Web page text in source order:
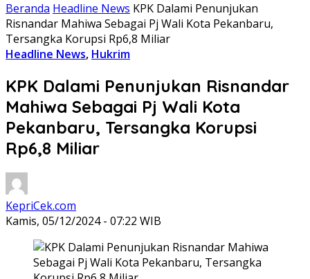
Beranda Headline News KPK Dalami Penunjukan
Risnandar Mahiwa Sebagai Pj Wali Kota Pekanbaru,
Tersangka Korupsi Rp6,8 Miliar
Headline News, Hukrim
KPK Dalami Penunjukan Risnandar
Mahiwa Sebagai Pj Wali Kota
Pekanbaru, Tersangka Korupsi
Rp6,8 Miliar
KepriCek.com
Kamis, 05/12/2024 - 07:22 WIB